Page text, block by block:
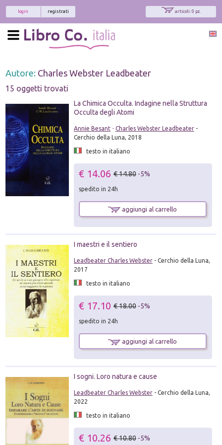
articoli: 0 pz.
registrati
login
Autore: Charles Webster Leadbeater
15 oggetti trovati
La Chimica Occulta. Indagine nella Struttura
Occulta degli Atomi
Annie Besant- Charles Webster Leadbeater-
Cerchio della Luna, 2018
testo in italiano
€ 14.06 € 14.80 -5%
spedito in 24h
aggiungi al carrello
I maestri e il sentiero
Leadbeater Charles Webster- Cerchio della Luna,
2017
testo in italiano
€ 17.10 € 18.00 -5%
spedito in 24h
aggiungi al carrello
I sogni. Loro natura e cause
Leadbeater Charles Webster- Cerchio della Luna,
2022
testo in italiano
€ 10.26 € 10.80 -5%